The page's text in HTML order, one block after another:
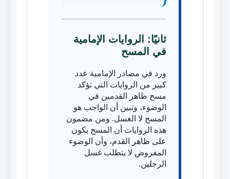
ثانيًا: الروايات الإمامية
في المسح
ورد في مصادر الإمامية عدد
كبير من الروايات التي تؤكد
مسح ظاهر القدمين في
الوضوء، وتبين أن الواجب هو
المسح لا الغسل. ومن مضمون
هذه الروايات أن المسح يكون
على ظاهر القدم، وأن الوضوء
المفروض لا يتطلب غسل
الرجلين.